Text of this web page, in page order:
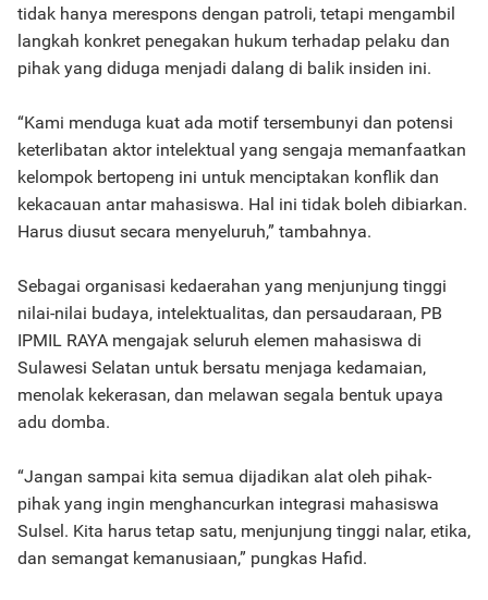
tidak hanya merespons dengan patroli, tetapi mengambil
langkah konkret penegakan hukum terhadap pelaku dan
pihak yang diduga menjadi dalang di balik insiden ini.
“Kami menduga kuat ada motif tersembunyi dan potensi
keterlibatan aktor intelektual yang sengaja memanfaatkan
kelompok bertopeng ini untuk menciptakan konflik dan
kekacauan antar mahasiswa. Hal ini tidak boleh dibiarkan.
Harus diusut secara menyeluruh,” tambahnya.
Sebagai organisasi kedaerahan yang menjunjung tinggi
nilai-nilai budaya, intelektualitas, dan persaudaraan, PB
IPMIL RAYA mengajak seluruh elemen mahasiswa di
Sulawesi Selatan untuk bersatu menjaga kedamaian,
menolak kekerasan, dan melawan segala bentuk upaya
adu domba.
“Jangan sampai kita semua dijadikan alat oleh pihak-
pihak yang ingin menghancurkan integrasi mahasiswa
Sulsel. Kita harus tetap satu, menjunjung tinggi nalar, etika,
dan semangat kemanusiaan,” pungkas Hafid.